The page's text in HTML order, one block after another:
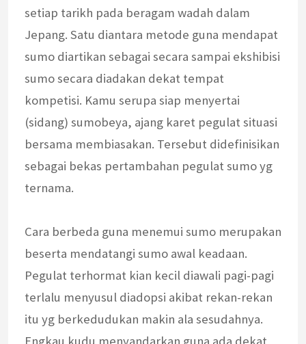
setiap tarikh pada beragam wadah dalam
Jepang. Satu diantara metode guna mendapat
sumo diartikan sebagai secara sampai ekshibisi
sumo secara diadakan dekat tempat
kompetisi. Kamu serupa siap menyertai
(sidang) sumobeya, ajang karet pegulat situasi
bersama membiasakan. Tersebut didefinisikan
sebagai bekas pertambahan pegulat sumo yg
ternama.
Cara berbeda guna menemui sumo merupakan
beserta mendatangi sumo awal keadaan.
Pegulat terhormat kian kecil diawali pagi-pagi
terlalu menyusul diadopsi akibat rekan-rekan
itu yg berkedudukan makin ala sesudahnya.